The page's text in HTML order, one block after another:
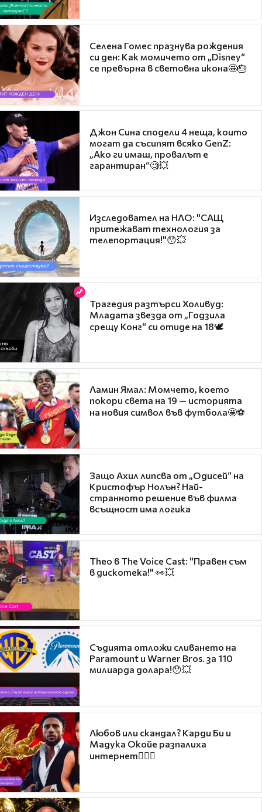
Селена Гомес празнува рождения
си ден: Как момичето от „Disney“
се превърна в световна икона🤩🎂
Джон Сина сподели 4 неща, които
могат да съсипят всяко GenZ:
„Ако ги имаш, провалът е
гарантиран“🧐💥
Изследовател на НЛО: "САЩ
притежават технология за
телепортация!"😯💥
Трагедия разтърси Холивуд:
Младата звезда от „Годзила
срещу Конг“ си отиде на 18🕊️
Ламин Ямал: Момчето, което
покори света на 19 — историята
на новия символ във футбола🤩⚽
Защо Ахил липсва от „Одисей“ на
Кристофър Нолън? Най-
странното решение във филма
всъщност има логика
Theo в The Voice Cast: "Правен съм
в дискотека!" 👀💥
Съдията отложи сливането на
Paramount и Warner Bros. за 110
милиарда долара!😯💥
Любов или скандал? Карди Би и
Мадука Окойе разпалиха
интернет❤️‍🔥🔥